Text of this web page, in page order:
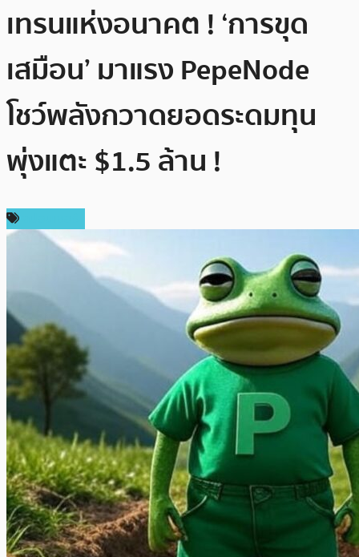
เทรนแห่งอนาคต ! ‘การขุด
เสมือน’ มาแรง PepeNode
โชว์พลังกวาดยอดระดมทุน
พุ่งแตะ $1.5 ล้าน !